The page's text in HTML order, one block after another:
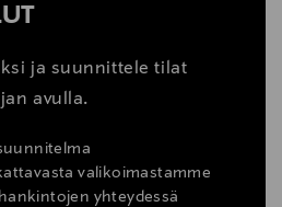
ja suunnittele tilat
avulla.
valikoimastamme
yhteydessä